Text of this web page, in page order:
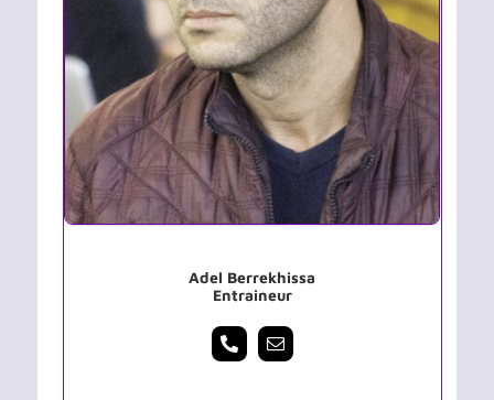
Adel Berrekhissa
Entraineur